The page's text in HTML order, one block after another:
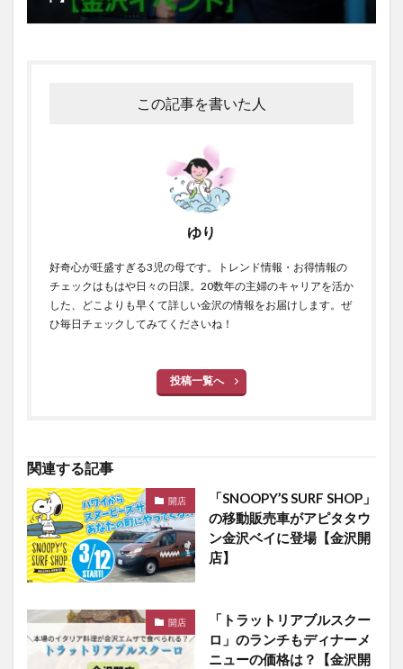
この記事を書いた人
ゆり
好奇心が旺盛すぎる3児の母です。トレンド情報・お得情報の
チェックはもはや日々の日課。20数年の主婦のキャリアを活か
した、どこよりも早くて詳しい金沢の情報をお届けします。ぜ
ひ毎日チェックしてみてくださいね！
投稿一覧へ
関連する記事
開店
「SNOOPY’S SURF SHOP」
の移動販売車がアピタタウ
ン金沢ベイに登場【金沢開
店】
開店
「トラットリアブルスクー
ロ」のランチもディナーメ
ニューの価格は？【金沢開